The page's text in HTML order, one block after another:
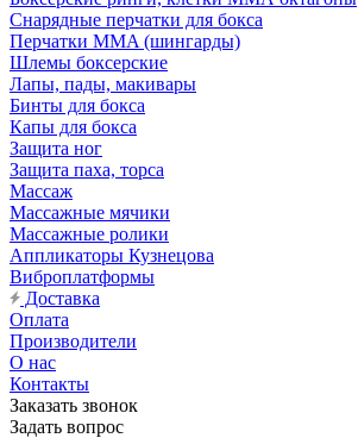
Снарядные перчатки для бокса
Перчатки MMA (шингарды)
Шлемы боксерские
Лапы, пады, макивары
Бинты для бокса
Капы для бокса
Защита ног
Защита паха, торса
Массаж
Массажные мячики
Массажные ролики
Аппликаторы Кузнецова
Виброплатформы
Доставка
Оплата
Производители
О нас
Контакты
Заказать звонок
Задать вопрос